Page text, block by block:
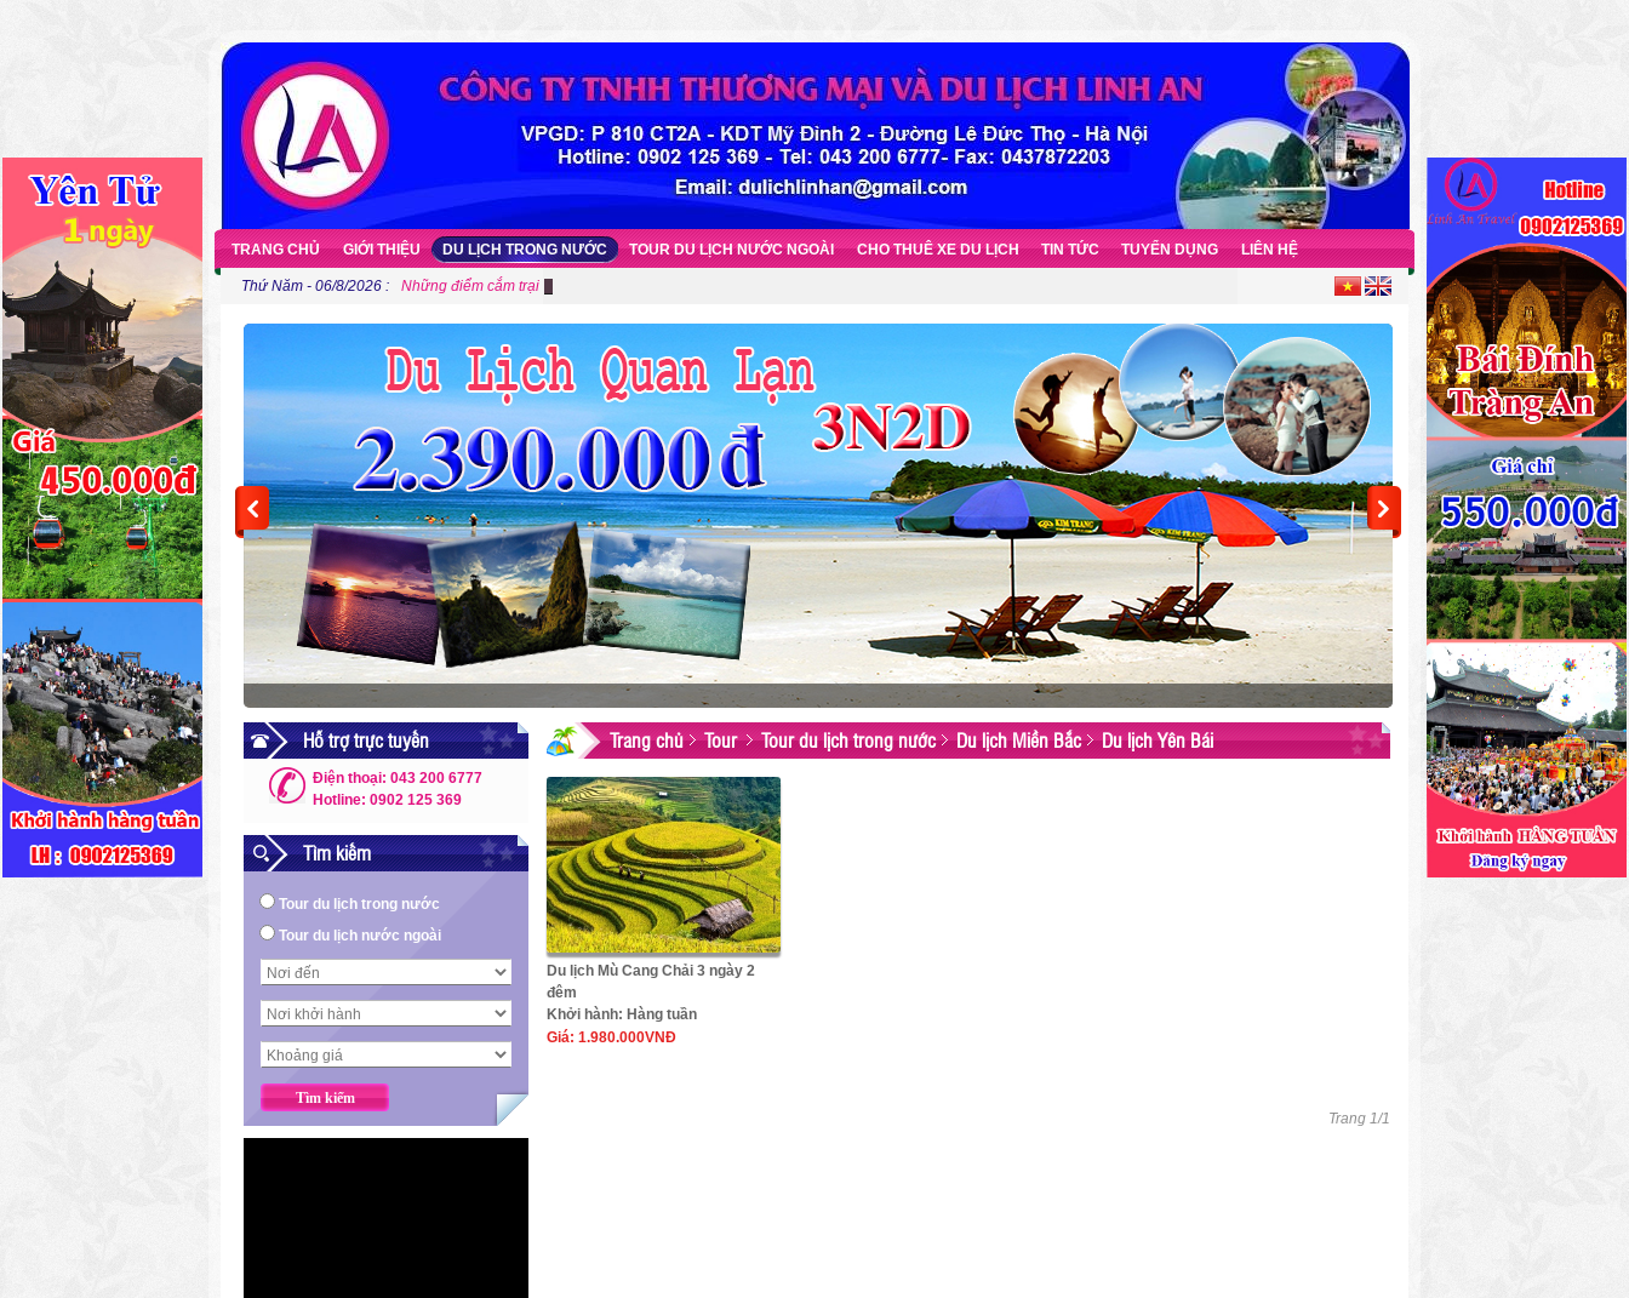
TRANG CHỦ GIỚI THIỆU DU LỊCH TRONG NƯỚC TOUR DU LỊCH NƯỚC NGOÀI CHO THUÊ XE DU LỊCH TIN TỨC TUYỂN DỤNG LIÊN HỆ
Thứ Năm - 06/8/2026 : Những điểm cắm trại gần Hà Nội cho người ưa khám phá
Hỗ trợ trực tuyến
Điện thoại: 043 200 6777
Hotline: 0902 125 369
Tìm kiếm
Tour du lịch trong nước
Tour du lịch nước ngoài
Trang chủ Tour Tour du lịch trong nước Du lịch Miền Bắc Du lịch Yên Bái
Du lịch Mù Cang Chải 3 ngày 2
đêm
Khởi hành: Hàng tuần
Giá: 1.980.000VNĐ
Trang 1/1